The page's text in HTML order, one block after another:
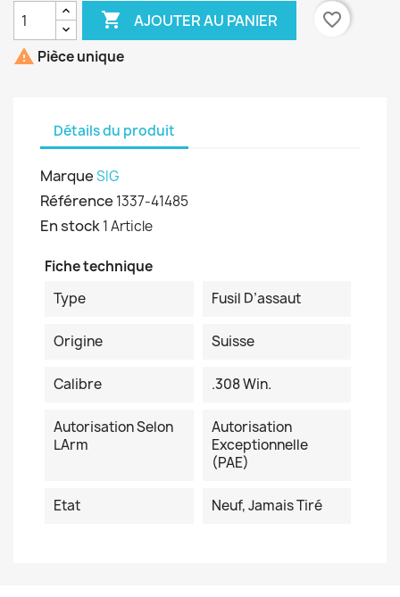
 AJOUTER AU PANIER
favorite_border
 Pièce unique
Détails du produit
MarqueSIG
Référence 1337-41485
En stock1 Article
Fiche technique
Type
Fusil D’assaut
Origine Suisse
Calibre .308 Win.
Autorisation Selon
LArm
Autorisation
Exceptionnelle
(PAE)
Etat Neuf, Jamais Tiré